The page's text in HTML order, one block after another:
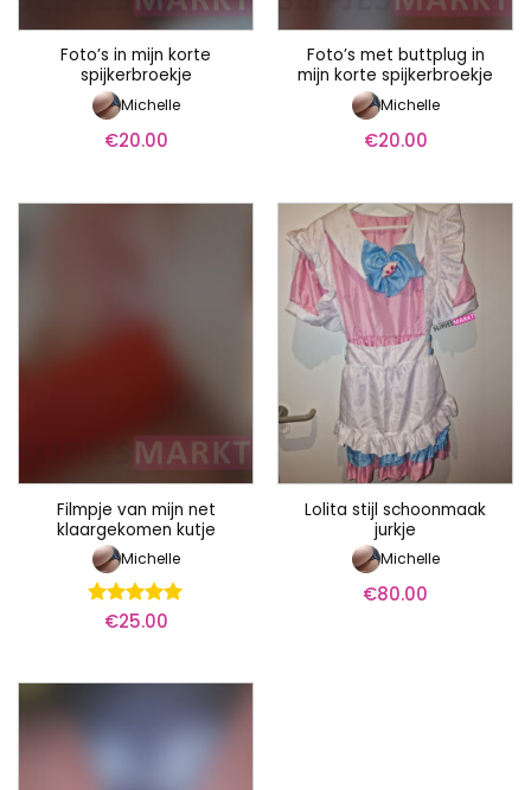
Foto’s in mijn korte
spijkerbroekje
Michelle
€20.00
Foto’s met buttplug in
mijn korte spijkerbroekje
Michelle
€20.00
Filmpje van mijn net
klaargekomen kutje
Michelle
Waardering
€25.00
Lolita stijl schoonmaak
jurkje
Michelle
€80.00